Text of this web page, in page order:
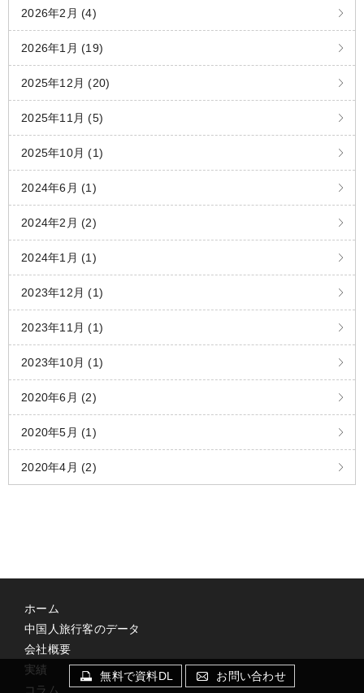
2026年2月 (4)
2026年1月 (19)
2025年12月 (20)
2025年11月 (5)
2025年10月 (1)
2024年6月 (1)
2024年2月 (2)
2024年1月 (1)
2023年12月 (1)
2023年11月 (1)
2023年10月 (1)
2020年6月 (2)
2020年5月 (1)
2020年4月 (2)
ホーム
中国人旅行客のデータ
会社概要
実績
コラム
無料で資料DL お問い合わせ